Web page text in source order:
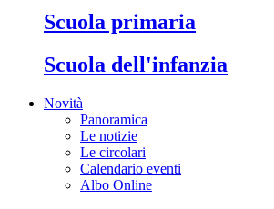
Scuola primaria
Scuola dell'infanzia
Novità
Panoramica
Le notizie
Le circolari
Calendario eventi
Albo Online